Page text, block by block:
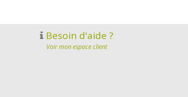
Besoin d'aide ?
Voir mon espace client